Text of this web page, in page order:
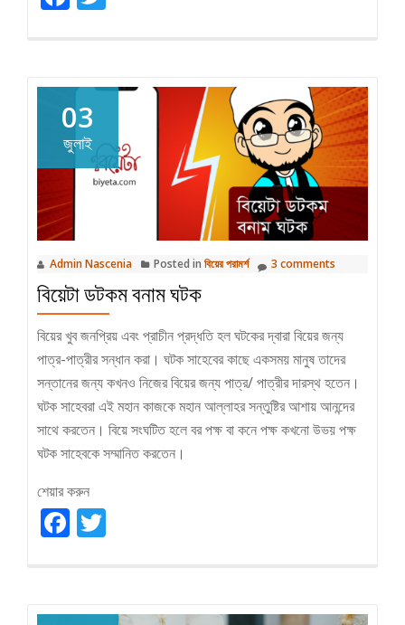
অবৈধ
(মাহরাম-
নন
মাহরাম)
03
জুলাই
Admin Nascenia Posted in বিয়ের পরামর্শ 3 comments
বিয়েটা ডটকম বনাম ঘটক
বিয়ের খুব জনপ্রিয় এবং প্রাচীন প্রদ্ধতি হল ঘটকের দ্বারা বিয়ের জন্য
পাত্র-পাত্রীর সন্ধান করা। ঘটক সাহেবের কাছে একসময় মানুষ তাদের
সন্তানের জন্য কখনও নিজের বিয়ের জন্য পাত্র/ পাত্রীর দারস্থ হতেন।
ঘটক সাহেবরা এই মহান কাজকে মহান আল্লাহর সন্তুষ্টির আশায় আনন্দের
সাথে করতেন। বিয়ে সংঘটিত হলে বর পক্ষ বা কনে পক্ষ কখনো উভয় পক্ষ
ঘটক সাহেবকে সম্মানিত করতেন।
শেয়ার করুন
Facebook